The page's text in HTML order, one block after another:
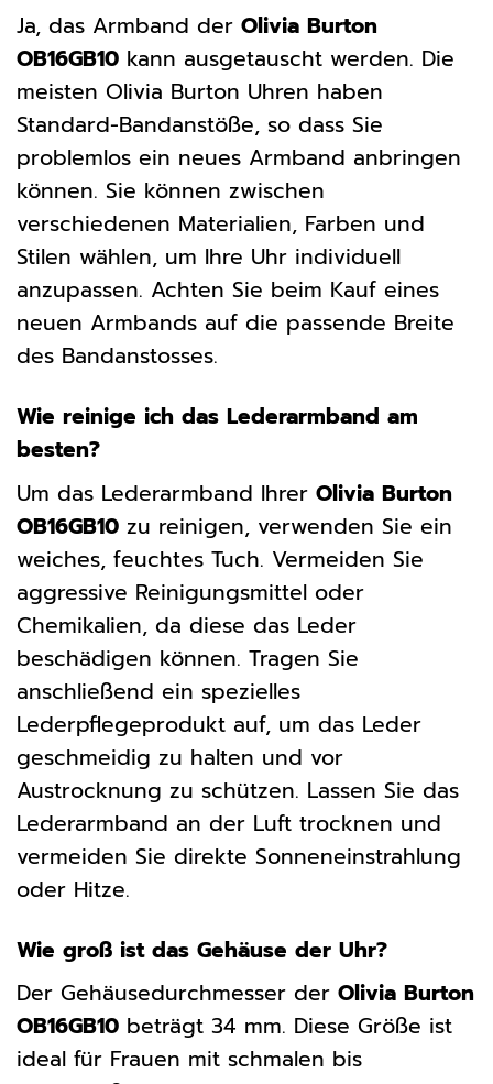
Ja, das Armband der Olivia Burton
OB16GB10 kann ausgetauscht werden. Die
meisten Olivia Burton Uhren haben
Standard-Bandanstöße, so dass Sie
problemlos ein neues Armband anbringen
können. Sie können zwischen
verschiedenen Materialien, Farben und
Stilen wählen, um Ihre Uhr individuell
anzupassen. Achten Sie beim Kauf eines
neuen Armbands auf die passende Breite
des Bandanstosses.
Wie reinige ich das Lederarmband am
besten?
Um das Lederarmband Ihrer Olivia Burton
OB16GB10 zu reinigen, verwenden Sie ein
weiches, feuchtes Tuch. Vermeiden Sie
aggressive Reinigungsmittel oder
Chemikalien, da diese das Leder
beschädigen können. Tragen Sie
anschließend ein spezielles
Lederpflegeprodukt auf, um das Leder
geschmeidig zu halten und vor
Austrocknung zu schützen. Lassen Sie das
Lederarmband an der Luft trocknen und
vermeiden Sie direkte Sonneneinstrahlung
oder Hitze.
Wie groß ist das Gehäuse der Uhr?
Der Gehäusedurchmesser der Olivia Burton
OB16GB10 beträgt 34 mm. Diese Größe ist
ideal für Frauen mit schmalen bis